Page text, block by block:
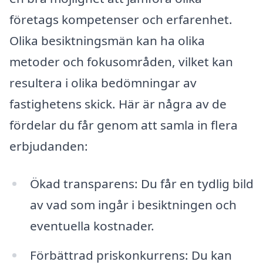
företags kompetenser och erfarenhet.
Olika besiktningsmän kan ha olika
metoder och fokusområden, vilket kan
resultera i olika bedömningar av
fastighetens skick. Här är några av de
fördelar du får genom att samla in flera
erbjudanden:
Ökad transparens: Du får en tydlig bild
av vad som ingår i besiktningen och
eventuella kostnader.
Förbättrad priskonkurrens: Du kan